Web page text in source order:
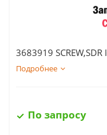
3683919 SCREW,SDR
Подробнее
По запросу